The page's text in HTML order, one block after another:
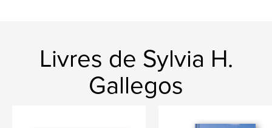
Livres de Sylvia H.
Gallegos